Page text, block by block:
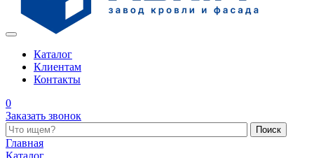
Каталог
Клиентам
Контакты
0
Заказать звонок
Поиск по каталогу
Главная
Каталог